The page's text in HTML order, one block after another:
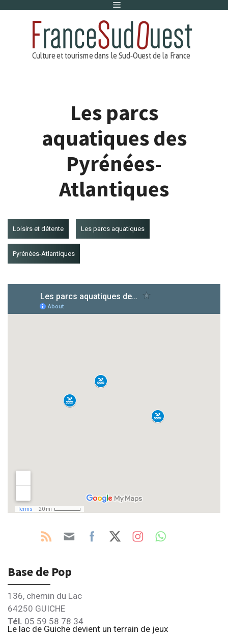
Menu
Les parcs
aquatiques des
Pyrénées-
Atlantiques
Loisirs et détente Les parcs aquatiques
Pyrénées-Atlantiques
Base de Pop
136, chemin du Lac
64250 GUICHE
Tél. 05 59 58 78 34
Le lac de Guiche devient un terrain de jeux